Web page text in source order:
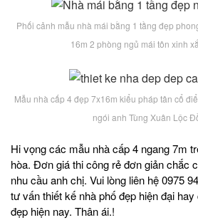
Phối cảnh mẫu nhà mái bằng 1 tầng đẹp
16m 2 phòng ngủ mái tôn xinh
Mẫu nhà cấp 4 đẹp 7x16m kiểu pháp tân cổ
ngói anh Tùng Xuân Lộc
Hi vọng các mẫu nhà cấp 4 ngang 7m
hòa. Đơn giá thi công rẻ đơn giản chắc
nhu cầu anh chị. Vui lòng liên hệ 0975
tư vấn thiết kế nhà phố đẹp hiện đại
đẹp hiện nay. Thân ái.!